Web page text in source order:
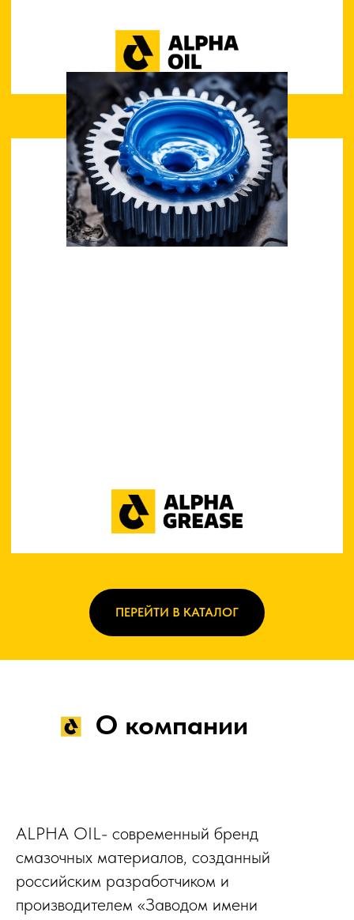
ПЕРЕЙТИ В КАТАЛОГ
О компании
ALPHA OIL- современный бренд
смазочных материалов, созданный
российским разработчиком и
производителем «Заводом имени